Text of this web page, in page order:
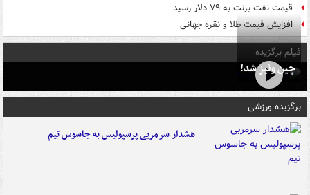
قیمت نفت برنت به ۷۹ دلار رسید
افزایش قیمت طلا و نقره جهانی
فیلم برگزیده
چین ونیز شد!
برگزیده ورزشی
هشدار سرمربی پرسپولیس به جاسوس تیم